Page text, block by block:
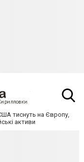
тиснуть на Європу,
активи